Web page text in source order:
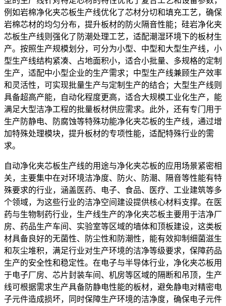
例如岩棉净化夹芯板生产线优化了芯材分切和填充工艺，确保
岩棉芯材的均匀分布，提升板材的防火隔音性能；硅岩净化夹
芯板生产线则强化了防潮处理工艺，适配潮湿环境下的板材生
产。按照生产规模划分，可分为小型、中型和大型生产线，小
型生产线结构紧凑、占地面积小，适合小批量、多规格的定制
生产，适配中小型企业的生产需求；中型生产线兼顾生产效率
和灵活性，可实现批量生产与定制生产的结合；大型生产线则
具备超高产能，自动化程度更高，适合大规模工业化生产，能
满足大型洁净工程的批量板材供应需求。此外，还有专门用于
生产防静电、防腐蚀等特殊功能净化夹芯板的生产线，通过增
加特殊处理模块，提升板材的专项性能，适配特殊行业的需
求。
自动净化夹芯板生产线的用途与净化夹芯板的应用场景紧密相
关，主要集中在对环境洁净度、防火、防潮、隔音等性能有特
殊要求的行业，涵盖医药、电子、食品、医疗、工业建筑等多
个领域，为这些行业的洁净空间建设提供核心材料支撑。在医
药与生物制药行业，生产线生产的净化夹芯板主要用于洁净厂
房、药品生产车间、实验室等区域的墙体和顶板建设，这类板
材具备良好的无菌性、防尘性和防潮性，能有效抑制细菌滋生
和灰尘堆积，满足行业对生产环境的洁净等级要求，保障药品
生产的安全性和稳定性。在电子与半导体行业，净化夹芯板用
于电子厂房、芯片封装车间、机房等区域的隔断和吊顶，生产
线可根据需求生产具备防静电性能的板材，避免静电对精密电
子元件造成损坏，同时保障生产环境的洁净度，确保电子元件